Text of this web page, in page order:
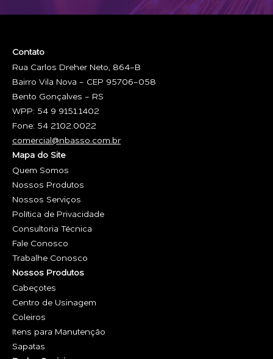
Contato
Rua Carlos Dreher Neto, 864-B
Bairro Vila Nova - CEP 95706-058
Bento Gonçalves - RS
WPP: 54 9 9151.1402
Fone: 54 2102.0022
comercial@nbasso.com.br
Mapa do Site
Quem Somos
Nossos Produtos
Nossos Serviços
Política de Privacidade
Consultoria Técnica
Fale Conosco
Trabalhe Conosco
Nossos Produtos
Cabeçotes
Centro de Usinagem
Coleiros
Itens para Manutenção
Sapatas